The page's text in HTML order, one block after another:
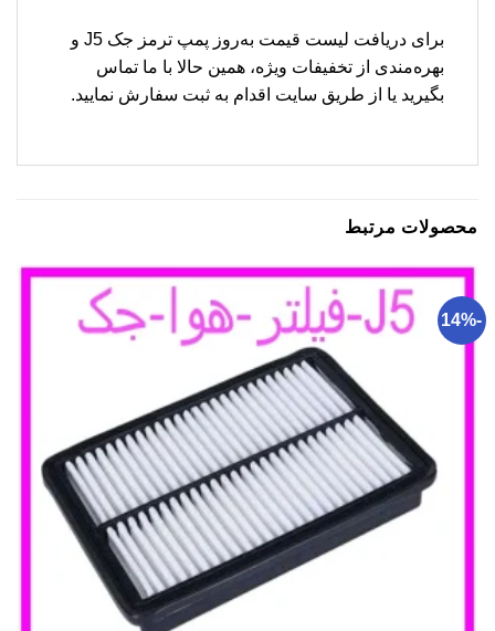
برای دریافت لیست قیمت به‌روز پمپ ترمز جک J5 و
بهره‌مندی از تخفیفات ویژه، همین حالا با ما تماس
بگیرید یا از طریق سایت اقدام به ثبت سفارش نمایید.
محصولات مرتبط
-14%